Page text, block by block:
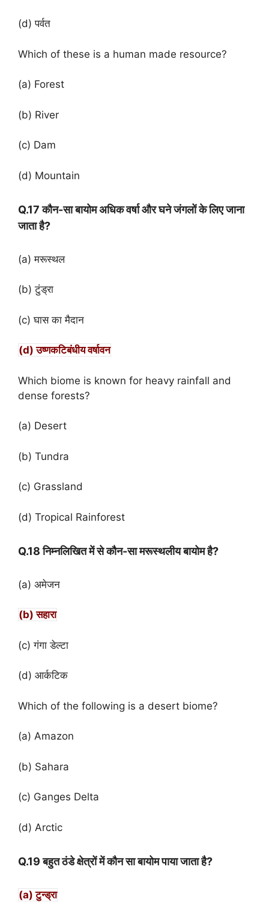
(d) पर्वत
Which of these is a human made resource?
(a) Forest
(b) River
(c) Dam
(d) Mountain
Q.17 कौन-सा बायोम अधिक वर्षा और घने जंगलों के लिए जाना
जाता है?
(a) मरूस्थल
(b) टुंड्रा
(c) घास का मैदान
(d) उष्णकटिबंधीय वर्षावन
Which biome is known for heavy rainfall and
dense forests?
(a) Desert
(b) Tundra
(c) Grassland
(d) Tropical Rainforest
Q.18 निम्नलिखित में से कौन-सा मरूस्थलीय बायोम है?
(a) अमेजन
(b) सहारा
(c) गंगा डेल्टा
(d) आर्कटिक
Which of the following is a desert biome?
(a) Amazon
(b) Sahara
(c) Ganges Delta
(d) Arctic
Q.19 बहुत ठंडे क्षेत्रों में कौन सा बायोम पाया जाता है?
(a) टुन्ड्रा